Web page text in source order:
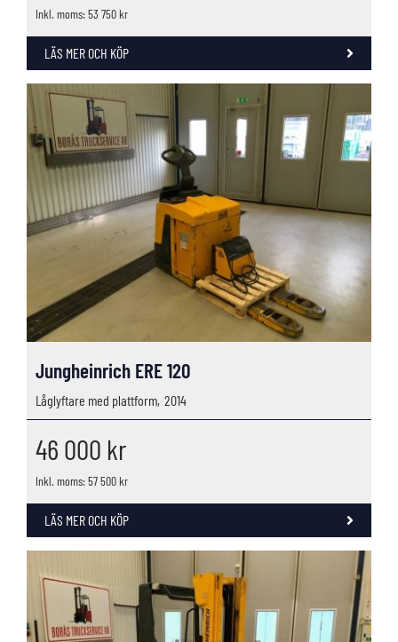
Inkl. moms: 53 750 kr
LÄS MER OCH KÖP
Jungheinrich ERE 120
Låglyftare med plattform, 2014
46 000 kr
Inkl. moms: 57 500 kr
LÄS MER OCH KÖP